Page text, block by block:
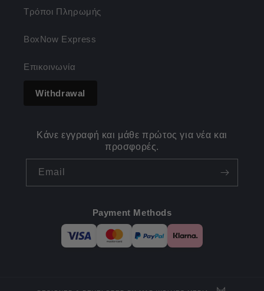
Τρόποι Πληρωμής
BoxNow Express
Επικοινωνία
Withdrawal
Κάνε εγγραφή και μάθε πρώτος για νέα και
προσφορές.
Email
Payment Methods